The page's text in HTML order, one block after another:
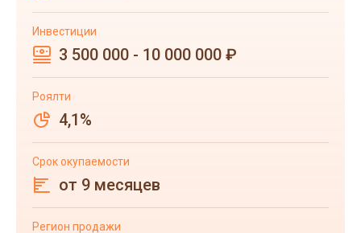
Инвестиции
3 500 000 - 10 000 000 ₽
Роялти
4,1%
Срок окупаемости
от 9 месяцев
Регион продажи